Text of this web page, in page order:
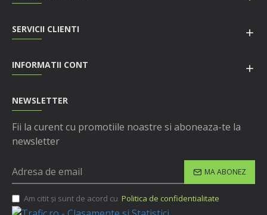
SERVICII CLIENTI
INFORMATII CONT
NEWSLETTER
Fii la curent cu promotiile noastre si aboneaza-te la
newsletter
MA ABONEZ
Am citit şi sunt de acord cu Politica de confidentialitate